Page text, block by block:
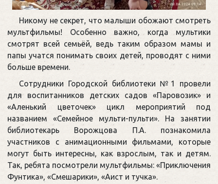
Никому не секрет, что малыши обожают смотреть
мультфильмы! Особенно важно, когда мультики
смотрят всей семьёй, ведь таким образом мамы и
папы учатся понимать своих детей, проводят с ними
больше времени.
Сотрудники Городской библиотеки №1 провели
для воспитанников детских садов «Паровозик» и
«Аленький цветочек» цикл мероприятий под
названием «Семейное мульти-пульти». На занятии
библиотекарь Ворожцова П.А. познакомила
участников с анимационными фильмами, которые
могут быть интересны, как взрослым, так и детям.
Так, ребята посмотрели мультфильмы: «Приключения
Фунтика», «Смешарики», «Аист и тучка».